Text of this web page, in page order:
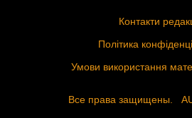
Контакти
Політика
Умови використання
Все права защищены.